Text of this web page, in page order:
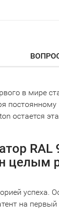
в мире
постоянному
остается
RAL
целым
успеха.
на